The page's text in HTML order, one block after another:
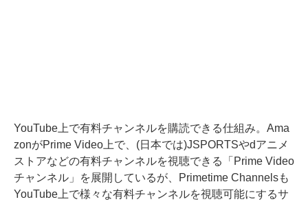
YouTube上で有料チャンネルを購読できる仕組み。Ama
zonがPrime Video上で、(日本では)JSPORTSやdアニメ
ストアなどの有料チャンネルを視聴できる「Prime Video
チャンネル」を展開しているが、Primetime Channelsも
YouTube上で様々な有料チャンネルを視聴可能にするサ